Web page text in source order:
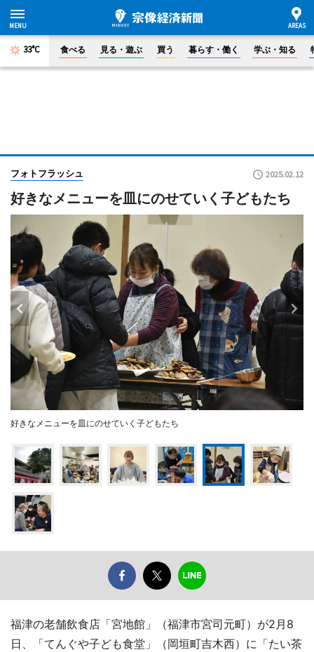
33°C 食べる 見る・遊ぶ 買う 暮らす・働く 学ぶ・知る
フォトフラッシュ 2025.02.12
好きなメニューを皿にのせていく子どもたち
好きなメニューを皿にのせていく子どもたち
福津の老舗飲食店「宮地館」（福津市宮司元町）が2月8
日、「てんぐや子ども食堂」（岡垣町吉木西）に「たい茶